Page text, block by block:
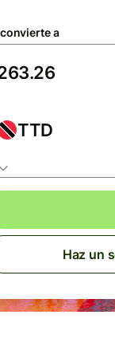
a
TTD
Haz un